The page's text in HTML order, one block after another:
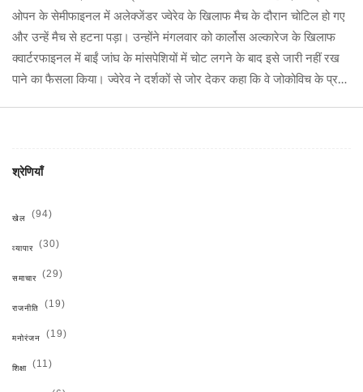
ओपन के सेमीफाइनल में अलेक्जेंडर ज्वेरेव के खिलाफ मैच के दौरान चोटिल हो गए
और उन्हें मैच से हटना पड़ा। उन्होंने मंगलवार को कार्लोस अल्कारेज के खिलाफ
क्वार्टरफाइनल में बाईं जांघ के मांसपेशियों में चोट लगने के बाद इसे जारी नहीं रख
पाने का फैसला किया। ज्वेरेव ने दर्शकों से जोर देकर कहा कि वे जोकोविच के प्रति
श्रेणियाँ
खेल (94)
व्यापार (30)
समाचार (29)
राजनीति (19)
मनोरंजन (19)
शिक्षा (11)